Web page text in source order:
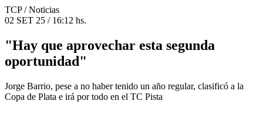
TCP/ Noticias
02 SET 25 / 16:12 hs.
"Hay que aprovechar esta segunda
oportunidad"
Jorge Barrio, pese a no haber tenido un año regular, clasificó a la
Copa de Plata e irá por todo en el TC Pista